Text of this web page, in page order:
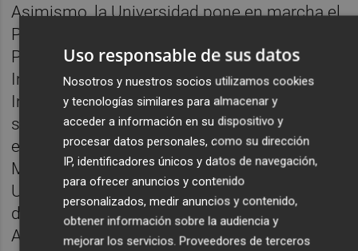
Asimismo, la Universidad pone en marcha el
Programa de Recorrido Académico Sucesivo
PARS-IA Internacional en Ingeniería
Industrial vía Ingeniería en Tecnologías
Industriales que permite obtener
simultáneamente las titulaciones del Grado
en Ingeniería en Tecnologías Industriales y el
Máster en Ingeniería Industrial por la
Universitat Jaume I, y el título de Ingeniería
de los Institutos Nacionales de Ciencias
Aplicadas (INSA) de Francia.
Uso responsable de sus datos
Nosotros y nuestros socios utilizamos cookies
y tecnologías similares para almacenar y
acceder a información en su dispositivo y
procesar datos personales, como su dirección
IP, identificadores únicos y datos de navegación,
para ofrecer anuncios y contenido
personalizados, medir anuncios y contenido,
obtener información sobre la audiencia y
mejorar los servicios. Proveedores de terceros